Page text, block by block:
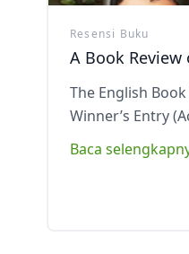
Resensi Buku
A Book
The English
Winner’s Entry
Baca